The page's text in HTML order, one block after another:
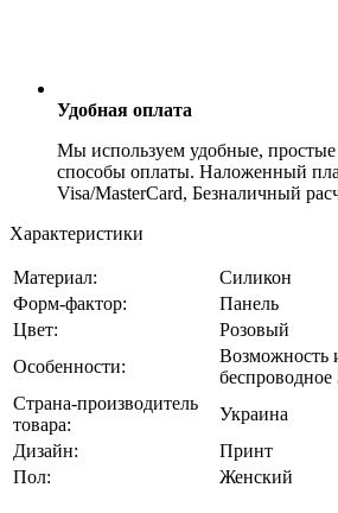
Удобная оплата
Мы используем удобные, простые
способы оплаты. Наложенный
Visa/MasterCard, Безналичный
Характеристики
Материал:
Силикон
Форм-фактор:
Панель
Цвет:
Розовый
Особенности:
Возможность
Страна-производитель
товара:
Украина
Дизайн:
Принт
Пол:
Женский